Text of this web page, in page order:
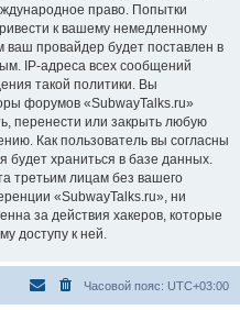
право. Попытки
к вашему немедленному
провайдер будет поставлен в
IP-адреса всех сообщений
такой политики. Вы
форумов «SubwayTalks.ru»
перенести или закрыть любую
Как пользователь вы согласны
будет храниться в базе данных.
третьим лицам без вашего
«SubwayTalks.ru», ни
за действия хакеров, которые
доступу к ней.
Часовой пояс: UTC+03:00